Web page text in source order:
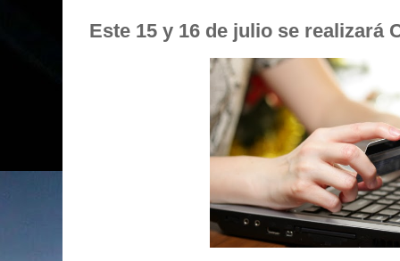
Este 15 y 16 de julio se realizará